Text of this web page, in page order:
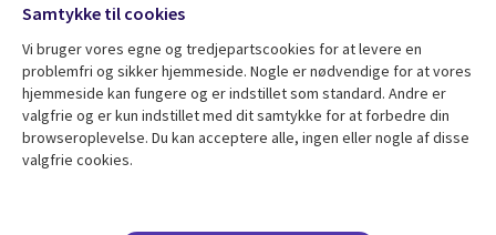
Se mere
Library
Artikler
Support
Media
DENMARK
Samtykke til cookies
Vi bruger vores egne og tredjepartscookies for at levere en
problemfri og sikker hjemmeside. Nogle er nødvendige for at vores
hjemmeside kan fungere og er indstillet som standard. Andre er
valgfrie og er kun indstillet med dit samtykke for at forbedre din
browseroplevelse. Du kan acceptere alle, ingen eller nogle af disse
valgfrie cookies.